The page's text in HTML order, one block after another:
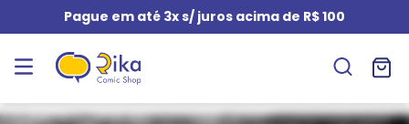
Pague em até 3x s/ juros acima de R$ 100